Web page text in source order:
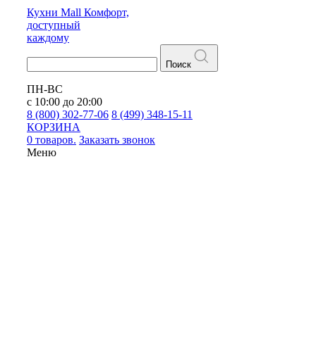
Кухни Mall Комфорт,
доступный
каждому
Поиск
ПН-ВС
с 10:00 до 20:00
8 (800) 302-77-06 8 (499) 348-15-11
КОРЗИНА
0 товаров. Заказать звонок
Меню